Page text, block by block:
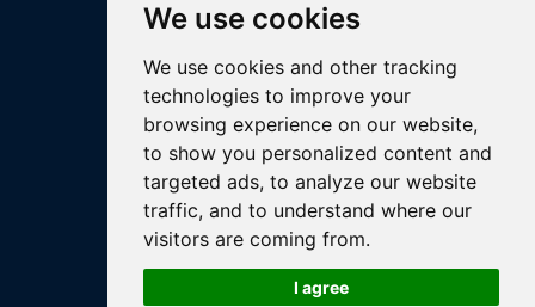
We use cookies
We use cookies and other tracking
technologies to improve your
browsing experience on our website,
to show you personalized content and
targeted ads, to analyze our website
traffic, and to understand where our
visitors are coming from.
I agree
Greenthesis Group
blog.greenthesisgroup.com
bigaran.greenthesisgroup.com
carborem.greenthesisgroup.com
eureko.greenthesisgroup.com
gea.greenthesisgroup.com
greenthesis.greenthesisgroup.com
gthagromet.greenthesisgroup.com
readalmine.greenthesisgroup.com
rigenio.greenthesisgroup.com